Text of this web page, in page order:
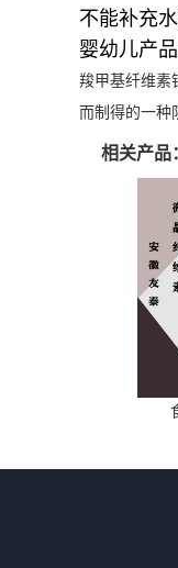
不能补充水
婴幼儿产
羧甲基纤维素
而制得的一种
相关产品